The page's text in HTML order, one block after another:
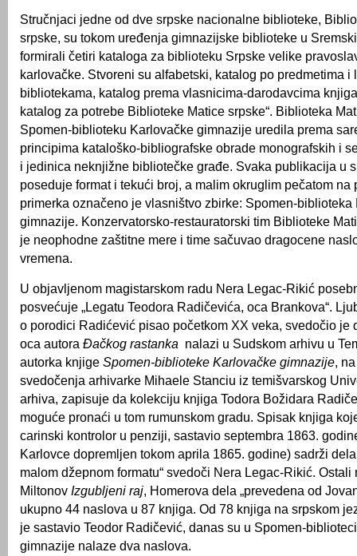
Stručnjaci jedne od dve srpske nacionalne biblioteke,
srpske, su tokom uređenja gimnazijske biblioteke u
formirali četiri kataloga za biblioteku Srpske velike
karlovačke. Stvoreni su alfabetski, katalog po predmetima i
bibliotekama, katalog prema vlasnicima-darodavcima
katalog za potrebe Biblioteke Matice srpske“. Biblioteka
Spomen-biblioteku Karlovačke gimnazije uredila prema
principima kataloško-bibliografske obrade monografskih i
i jedinica neknjižne bibliotečke građe. Svaka publikacija u
poseduje format i tekući broj, a malim okruglim pečatom na
primerka označeno je vlasništvo zbirke: Spomen-biblioteka
gimnazije. Konzervatorsko-restauratorski tim Biblioteke
je neophodne zaštitne mere i time sačuvao dragocene
vremena.
U objavljenom magistarskom radu Nera Legac-Rikić
posvećuje „Legatu Teodora Radičevića, oca Brankova“.
o porodici Radićević pisao početkom XX veka, svedočio je
oca autora Đačkog rastanka nalazi u Sudskom arhivu u
autorka knjige Spomen-biblioteke Karlovačke gimnazije,
svedočenja arhivarke Mihaele Stanciu iz temišvarskog
arhiva, zapisuje da kolekciju knjiga Todora Božidara
moguće pronaći u tom rumunskom gradu. Spisak knjiga
carinski kontrolor u penziji, sastavio septembra 1863.
Karlovce dopremljen tokom aprila 1865. godine) sadrži
malom džepnom formatu“ svedoči Nera Legac-Rikić. Ostali
Miltonov Izgubljeni raj, Homerova dela „prevedena od
ukupno 44 naslova u 87 knjiga. Od 78 knjiga na srpskom
je sastavio Teodor Radičević, danas su u Spomen-
gimnazije nalaze dva naslova.